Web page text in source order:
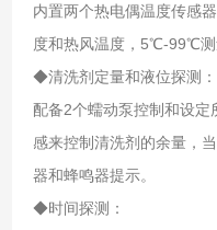
内置两个热电偶温度传感
度和热风温度，5℃-99℃测
◆清洗剂定量和液位探测：
配备2个蠕动泵控制和设定
感来控制清洗剂的余量，
器和蜂鸣器提示。
◆时间探测：